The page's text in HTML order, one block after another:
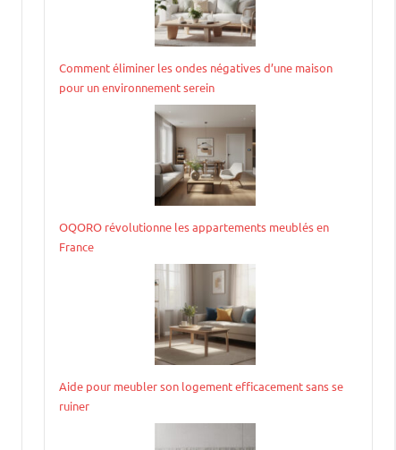
Comment éliminer les ondes négatives d’une maison
pour un environnement serein
OQORO révolutionne les appartements meublés en
France
Aide pour meubler son logement efficacement sans se
ruiner